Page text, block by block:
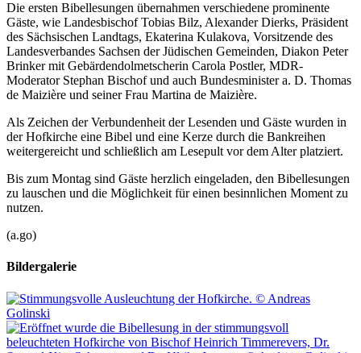
Die ersten Bibellesungen übernahmen verschiedene prominente
Gäste, wie Landesbischof Tobias Bilz, Alexander Dierks, Präsident
des Sächsischen Landtags, Ekaterina Kulakova, Vorsitzende des
Landesverbandes Sachsen der Jüdischen Gemeinden, Diakon Peter
Brinker mit Gebärdendolmetscherin Carola Postler, MDR-
Moderator Stephan Bischof und auch Bundesminister a. D. Thomas
de Maizière und seiner Frau Martina de Maizière.
Als Zeichen der Verbundenheit der Lesenden und Gäste wurden in
der Hofkirche eine Bibel und eine Kerze durch die Bankreihen
weitergereicht und schließlich am Lesepult vor dem Alter platziert.
Bis zum Montag sind Gäste herzlich eingeladen, den Bibellesungen
zu lauschen und die Möglichkeit für einen besinnlichen Moment zu
nutzen.
(a.go)
Bildergalerie